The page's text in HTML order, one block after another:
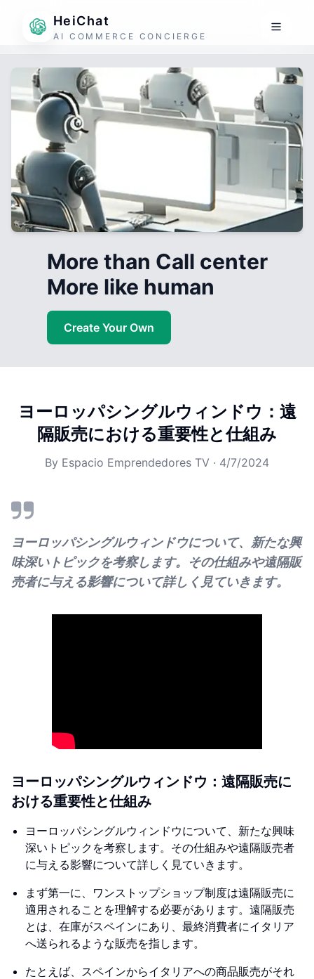
HeiChat
AI COMMERCE CONCIERGE
More than Call center
More like human
Create Your Own
ヨーロッパシングルウィンドウ：遠
隔販売における重要性と仕組み
By Espacio Emprendedores TV · 4/7/2024
ヨーロッパシングルウィンドウについて、新たな興
味深いトピックを考察します。その仕組みや遠隔販
売者に与える影響について詳しく見ていきます。
ヨーロッパシングルウィンドウ：遠隔販売に
おける重要性と仕組み
ヨーロッパシングルウィンドウについて、新たな興味
深いトピックを考察します。その仕組みや遠隔販売者
に与える影響について詳しく見ていきます。
まず第一に、ワンストップショップ制度は遠隔販売に
適用されることを理解する必要があります。遠隔販売
とは、在庫がスペインにあり、最終消費者にイタリア
へ送られるような販売を指します。
たとえば、スペインからイタリアへの商品販売がそれ